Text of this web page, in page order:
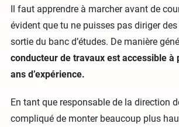
Il faut apprendre à marcher avant de
évident que tu ne puisses pas diriger
sortie du banc d’études. De manière
conducteur de travaux est accessible à
ans d’expérience.
En tant que responsable de la direction
compliqué de monter beaucoup plus